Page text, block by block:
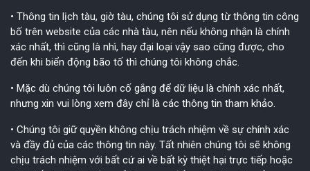
• Thông tin lịch tàu, giờ tàu, chúng tôi sử dụng từ thông tin công
bố trên website của các nhà tàu, nên nếu không nhận là chính
xác nhất, thì cũng là nhì, hay đại loại vậy sao cũng được, cho
đến khi biển động bão tố thì chúng tôi không chắc.
• Mặc dù chúng tôi luôn cố gắng để dữ liệu là chính xác nhất,
nhưng xin vui lòng xem đây chỉ là các thông tin tham khảo.
• Chúng tôi giữ quyền không chịu trách nhiệm về sự chính xác
và đầy đủ của các thông tin này. Tất nhiên chúng tôi sẽ không
chịu trách nhiệm với bất cứ ai về bất kỳ thiệt hại trực tiếp hoặc